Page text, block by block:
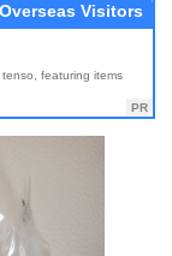
featuring items
Overseas Visitors